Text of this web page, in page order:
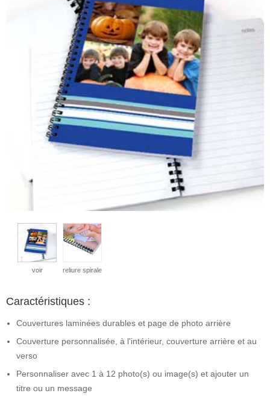
voir reliure spirale
Caractéristiques :
Couvertures laminées durables et page de photo arrière
Couverture personnalisée, à l'intérieur, couverture arrière et au
verso
Personnaliser avec 1 à 12 photo(s) ou image(s) et ajouter un
titre ou un message